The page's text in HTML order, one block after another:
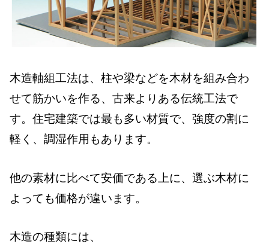
木造軸組工法は、柱や梁などを木材を組み合わ
せて筋かいを作る、古来よりある伝統工法で
す。住宅建築では最も多い材質で、強度の割に
軽く、調湿作用もあります。
他の素材に比べて安価である上に、選ぶ木材に
よっても価格が違います。
木造の種類には、